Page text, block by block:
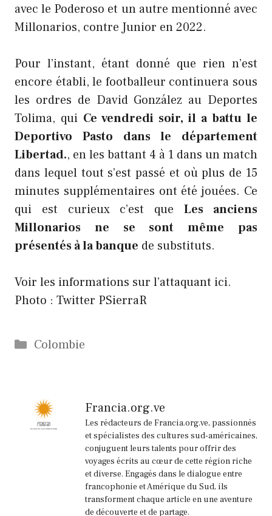
avec le Poderoso et un autre mentionné avec
Millonarios, contre Junior en 2022.
Pour l’instant, étant donné que rien n’est
encore établi, le footballeur continuera sous
les ordres de David González au Deportes
Tolima, qui Ce vendredi soir, il a battu le
Deportivo Pasto dans le département
Libertad., en les battant 4 à 1 dans un match
dans lequel tout s’est passé et où plus de 15
minutes supplémentaires ont été jouées. Ce
qui est curieux c’est queLes anciens
Millonarios ne se sont même pas
présentés à la banque de substituts.
Voir les informations sur l’attaquant ici.
Photo : Twitter PSierraR
Catégories
Colombie
Francia.org.ve
Les rédacteurs de Francia.org.ve, passionnés
et spécialistes des cultures sud-américaines,
conjuguent leurs talents pour offrir des
voyages écrits au cœur de cette région riche
et diverse. Engagés dans le dialogue entre
francophonie et Amérique du Sud, ils
transforment chaque article en une aventure
de découverte et de partage.